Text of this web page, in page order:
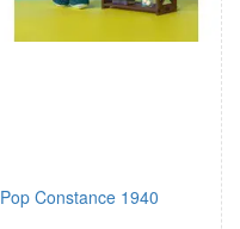
Pop Constance 1940